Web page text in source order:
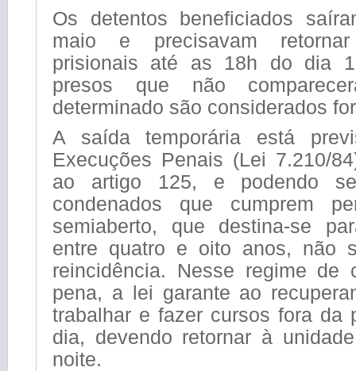
Os detentos beneficiados
maio e precisavam
prisionais até as 18h do dia
presos que não
determinado são considerados
A saída temporária está
Execuções Penais (Lei 7.210/
ao artigo 125, e podendo
condenados que cumprem
semiaberto, que destina-se
entre quatro e oito anos, não
reincidência. Nesse regime de
pena, a lei garante ao
trabalhar e fazer cursos fora da
dia, devendo retornar à
noite.